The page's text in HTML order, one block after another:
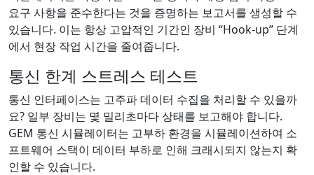
요구 사항을 준수한다는 것을 증명하는 보고서를 생성할 수
있습니다. 이는 항상 고압적인 기간인 장비 “Hook-up” 단계
에서 현장 작업 시간을 줄여줍니다.
통신 한계 스트레스 테스트
통신 인터페이스는 고주파 데이터 수집을 처리할 수 있을까
요? 일부 장비는 몇 밀리초마다 상태를 보고해야 합니다.
GEM 통신 시뮬레이터는 고부하 환경을 시뮬레이션하여 소
프트웨어 스택이 데이터 부하로 인해 크래시되지 않는지 확
인할 수 있습니다.